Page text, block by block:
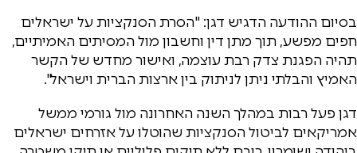
בסיום ההודעה הדגיש דגן: "הסרת הסנקציות על ישראלים
חפים מפשע, תוך מתן דין וחשבון מול המסיתים האמיתיים,
תהיה הפגנת צדק רבת עוצמה, ואישור מחדש של הקשר
האמיץ והבלתי ניתן לניתוק בין ארצות הברית וישראל".
דגן פעל רבות במהלך השנה האחרונה מול גורמי ממשל
אמריקאים לביטול הסנקציות שהוטלו על אזרחים ישראלים